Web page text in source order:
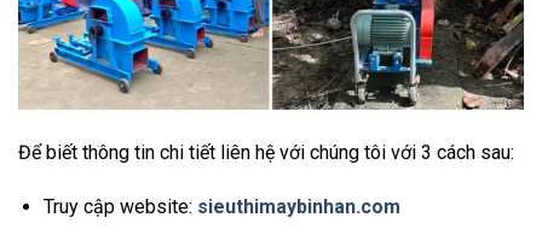
Để biết thông tin chi tiết liên hệ với chúng tôi với 3 cách sau:
Truy cập website: sieuthimaybinhan.com